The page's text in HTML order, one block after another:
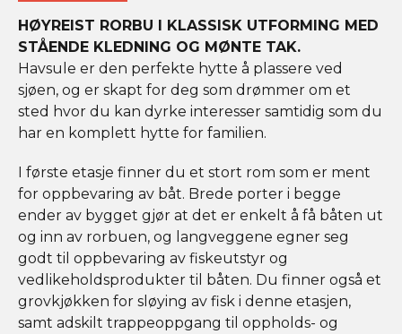
HØYREIST RORBU I KLASSISK UTFORMING MED
STÅENDE KLEDNING OG MØNTE TAK.
Havsule er den perfekte hytte å plassere ved
sjøen, og er skapt for deg som drømmer om et
sted hvor du kan dyrke interesser samtidig som du
har en komplett hytte for familien.
I første etasje finner du et stort rom som er ment
for oppbevaring av båt. Brede porter i begge
ender av bygget gjør at det er enkelt å få båten ut
og inn av rorbuen, og langveggene egner seg
godt til oppbevaring av fiskeutstyr og
vedlikeholdsprodukter til båten. Du finner også et
grovkjøkken for sløying av fisk i denne etasjen,
samt adskilt trappeoppgang til oppholds- og